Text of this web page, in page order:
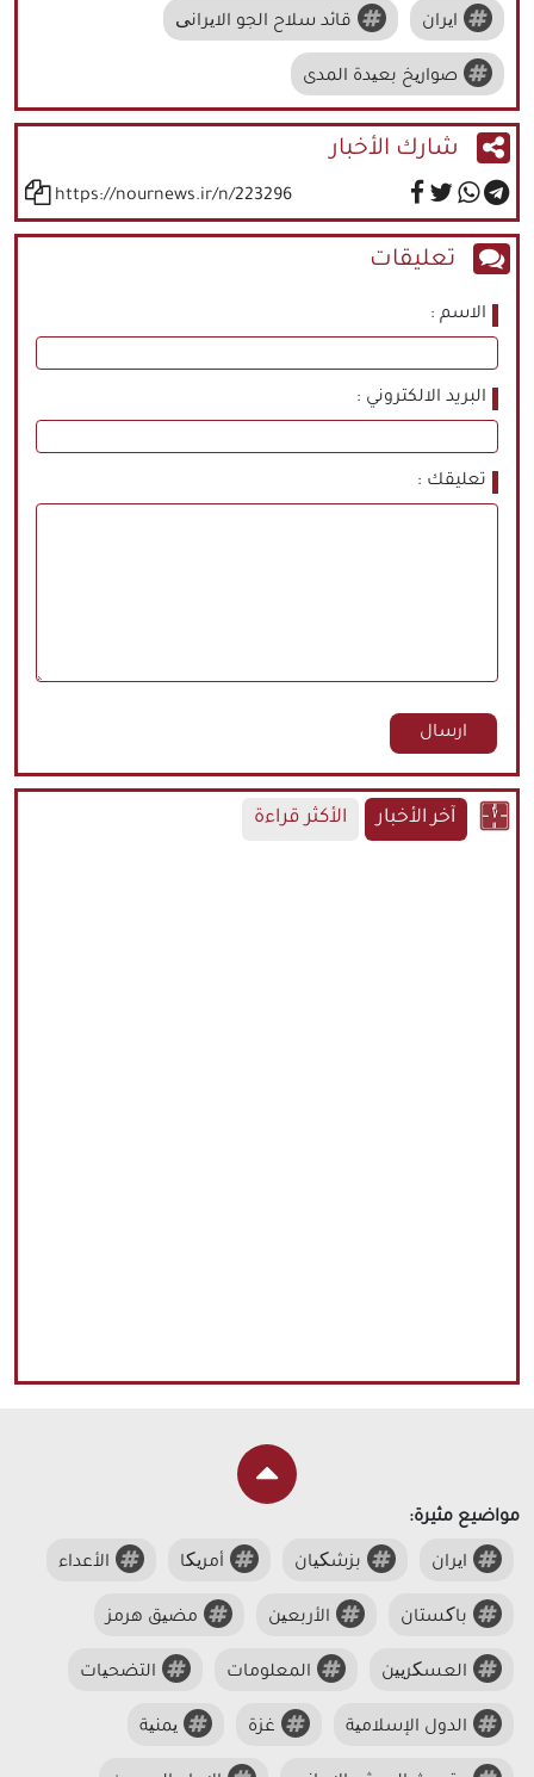
ایران قائد سلاح الجو الایرانی
صواریخ بعیدة المدى
شارك الأخبار
https://nournews.ir/n/223296
تعليقات
الاسم
البريد الالكتروني
تعليقك
آخر الأخبار الأكثر قراءة
مواضيع مثيرة:
ایران بزشکیان أمریکا الأعداء
باکستان الأربعین مضیق هرمز
العسکریین المعلومات التضحیات
الدول الإسلامیة غزة یمنیة